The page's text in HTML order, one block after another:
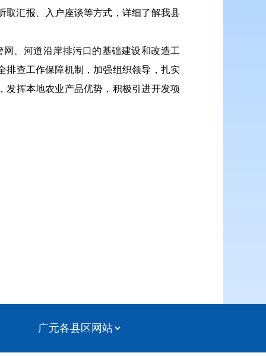
取汇报、入户座谈等方式，详细了解我县
、河道沿岸排污口的基础建设和改造工
排查工作保障机制，加强组织领导，扎实
发挥本地农业产品优势，积极引进开发项